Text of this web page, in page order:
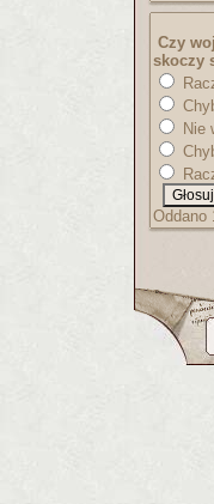
Czy
skoczy
Nie
Oddano